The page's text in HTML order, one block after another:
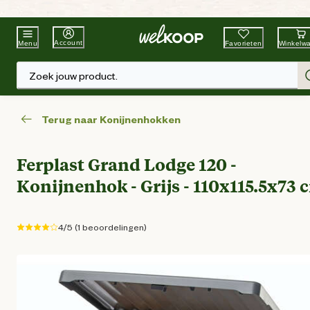
Beste WinkelketenTuin & Dier
Menu Account Favorieten
Zoek jouw product.
Terug naar Konijnenhokken
Ferplast Grand Lodge 120 -
Konijnenhok - Grijs - 110x115.5x73
4/5 (1 beoordelingen)